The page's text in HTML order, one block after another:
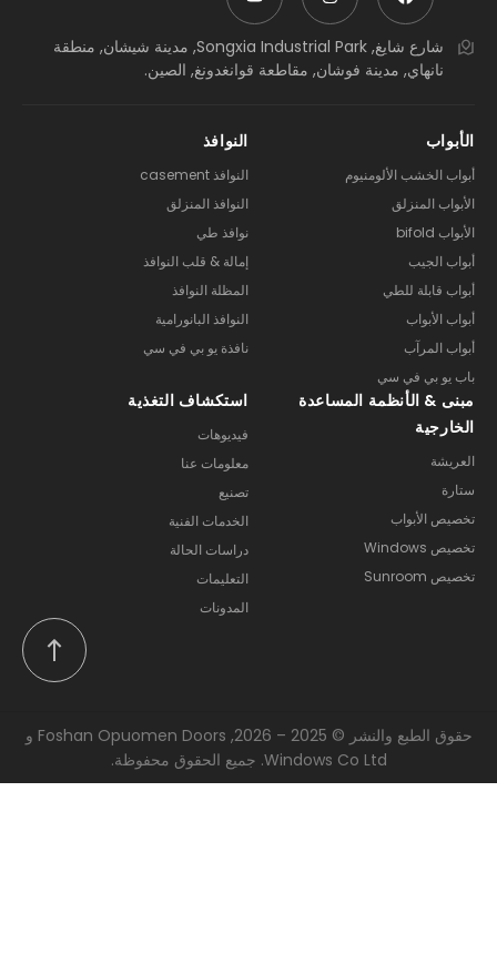
شارع شايغ, Songxia Industrial Park, مدينة شيشان, منطقة
نانهاي, مدينة فوشان, مقاطعة قوانغدونغ, الصين.
الأبواب
أبواب الخشب الألومنيوم
الأبواب المنزلق
الأبواب bifold
أبواب الجيب
أبواب قابلة للطي
أبواب الأبواب
أبواب المرآب
باب يو بي في سي
النوافذ
النوافذ casement
النوافذ المنزلق
نوافذ طي
إمالة & قلب النوافذ
المظلة النوافذ
النوافذ البانورامية
نافذة يو بي في سي
مبنى & الأنظمة المساعدة
الخارجية
العريشة
ستارة
تخصيص الأبواب
تخصيص Windows
تخصيص Sunroom
استكشاف التغذية
فيديوهات
معلومات عنا
تصنيع
الخدمات الفنية
دراسات الحالة
التعليمات
المدونات
حقوق الطبع والنشر © 2025 – 2026, Foshan Opuomen Doors و
Windows Co Ltd. جميع الحقوق محفوظة.